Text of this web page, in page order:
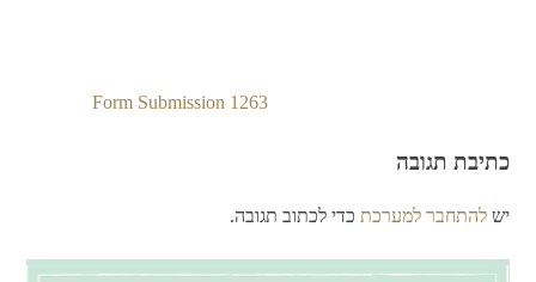
Form Submission 1263
כתיבת תגובה
ישלהתחבר למערכת כדי לכתוב תגובה.